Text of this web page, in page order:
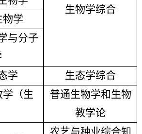
生物学综合
物学
与分子
学
生态学综合
学（生
普通生物学和生物
教学论
农艺与种业综合知